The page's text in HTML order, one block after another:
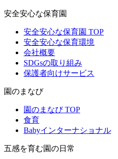
安全安心な保育園
安全安心な保育園 TOP
安全安心な保育環境
会社概要
SDGsの取り組み
保護者向けサービス
園のまなび
園のまなび TOP
食育
Babyインターナショナル
五感を育む園の日常